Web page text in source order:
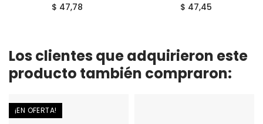
$ 47,78
$ 47,45
Los clientes que adquirieron este
producto también compraron:
¡EN OFERTA!